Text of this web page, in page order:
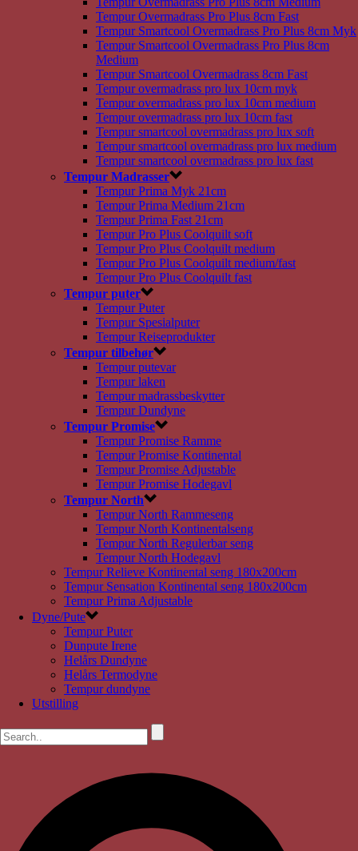
Tempur Overmadrass Pro Plus 8cm Fast
Tempur Smartcool Overmadrass Pro Plus 8cm Myk
Tempur Smartcool Overmadrass Pro Plus 8cm
Medium
Tempur Smartcool Overmadrass 8cm Fast
Tempur overmadrass pro lux 10cm myk
Tempur overmadrass pro lux 10cm medium
Tempur overmadrass pro lux 10cm fast
Tempur smartcool overmadrass pro lux soft
Tempur smartcool overmadrass pro lux medium
Tempur smartcool overmadrass pro lux fast
Tempur Madrasser
Tempur Prima Myk 21cm
Tempur Prima Medium 21cm
Tempur Prima Fast 21cm
Tempur Pro Plus Coolquilt soft
Tempur Pro Plus Coolquilt medium
Tempur Pro Plus Coolquilt medium/fast
Tempur Pro Plus Coolquilt fast
Tempur puter
Tempur Puter
Tempur Spesialputer
Tempur Reiseprodukter
Tempur tilbehør
Tempur putevar
Tempur laken
Tempur madrassbeskytter
Tempur Dundyne
Tempur Promise
Tempur Promise Ramme
Tempur Promise Kontinental
Tempur Promise Adjustable
Tempur Promise Hodegavl
Tempur North
Tempur North Rammeseng
Tempur North Kontinentalseng
Tempur North Regulerbar seng
Tempur North Hodegavl
Tempur Relieve Kontinental seng 180x200cm
Tempur Sensation Kontinental seng 180x200cm
Tempur Prima Adjustable
Dyne/Pute
Tempur Puter
Dunpute Irene
Helårs Dundyne
Helårs Termodyne
Tempur dundyne
Utstilling